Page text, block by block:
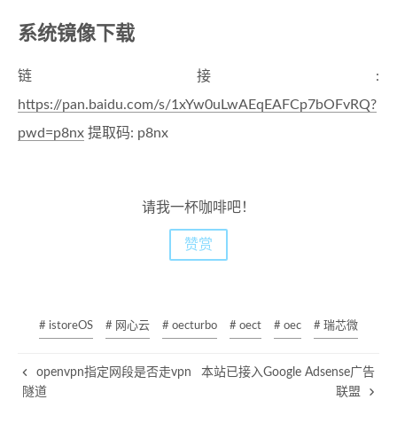
系统镜像下载
链接:
https://pan.baidu.com/s/1xYw0uLwAEqEAFCp7bOFvRQ?
pwd=p8nx 提取码: p8nx
请我一杯咖啡吧！
赞赏
# istoreOS # 网心云 # oecturbo # oect # oec # 瑞芯微
openvpn指定网段是否走vpn
隧道
本站已接入Google Adsense广告
联盟